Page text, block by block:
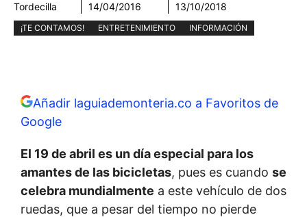
Tordecilla
14/04/2016
13/10/2018
¡TE CONTAMOS! ENTRETENIMIENTO INFORMACIÓN
Añadir laguiademonteria.co a Favoritos de
Google
El 19 de abril es un día especial para los
amantes de las bicicletas, pues es cuando se
celebra mundialmente a este vehículo de dos
ruedas, que a pesar del tiempo no pierde